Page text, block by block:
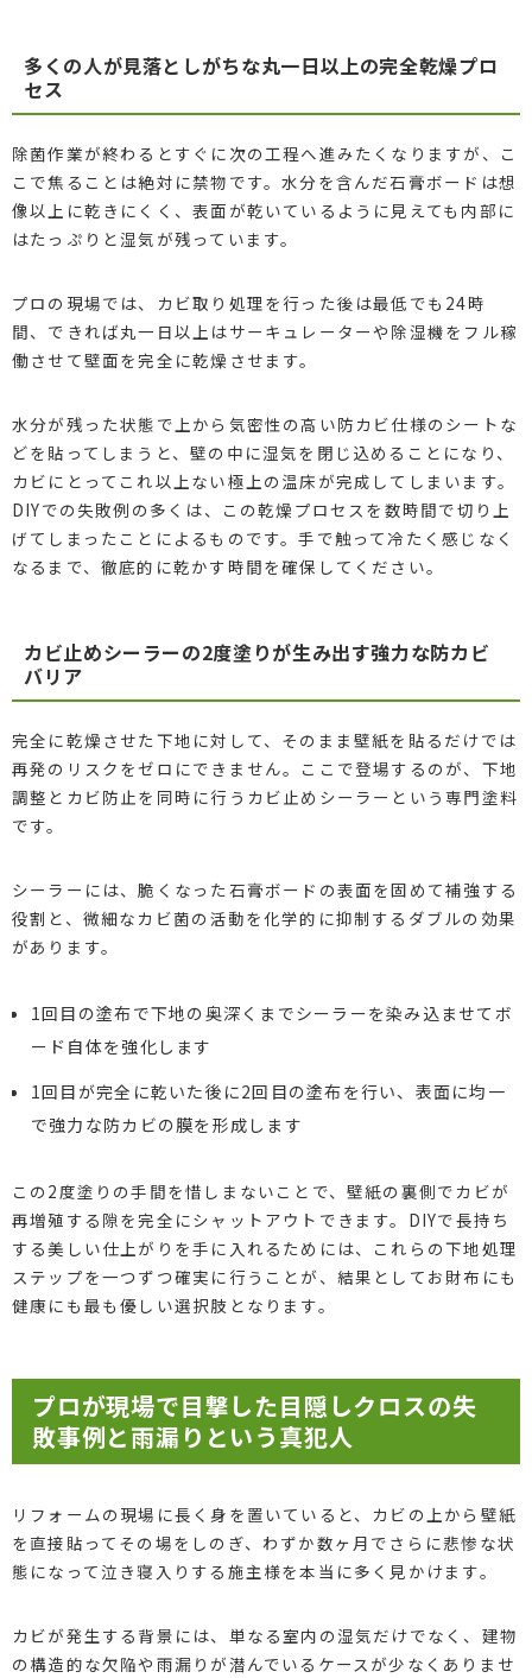
多くの人が見落としがちな丸一日以上の完全乾燥プロ
セス
除菌作業が終わるとすぐに次の工程へ進みたくなりますが、こ
こで焦ることは絶対に禁物です。水分を含んだ石膏ボードは想
像以上に乾きにくく、表面が乾いているように見えても内部に
はたっぷりと湿気が残っています。
プロの現場では、カビ取り処理を行った後は最低でも24時
間、できれば丸一日以上はサーキュレーターや除湿機をフル稼
働させて壁面を完全に乾燥させます。
水分が残った状態で上から気密性の高い防カビ仕様のシートな
どを貼ってしまうと、壁の中に湿気を閉じ込めることになり、
カビにとってこれ以上ない極上の温床が完成してしまいます。
DIYでの失敗例の多くは、この乾燥プロセスを数時間で切り上
げてしまったことによるものです。手で触って冷たく感じなく
なるまで、徹底的に乾かす時間を確保してください。
カビ止めシーラーの2度塗りが生み出す強力な防カビ
バリア
完全に乾燥させた下地に対して、そのまま壁紙を貼るだけでは
再発のリスクをゼロにできません。ここで登場するのが、下地
調整とカビ防止を同時に行うカビ止めシーラーという専門塗料
です。
シーラーには、脆くなった石膏ボードの表面を固めて補強する
役割と、微細なカビ菌の活動を化学的に抑制するダブルの効果
があります。
1回目の塗布で下地の奥深くまでシーラーを染み込ませてボ
ード自体を強化します
1回目が完全に乾いた後に2回目の塗布を行い、表面に均一
で強力な防カビの膜を形成します
この2度塗りの手間を惜しまないことで、壁紙の裏側でカビが
再増殖する隙を完全にシャットアウトできます。DIYで長持ち
する美しい仕上がりを手に入れるためには、これらの下地処理
ステップを一つずつ確実に行うことが、結果としてお財布にも
健康にも最も優しい選択肢となります。
プロが現場で目撃した目隠しクロスの失
敗事例と雨漏りという真犯人
リフォームの現場に長く身を置いていると、カビの上から壁紙
を直接貼ってその場をしのぎ、わずか数ヶ月でさらに悲惨な状
態になって泣き寝入りする施主様を本当に多く見かけます。
カビが発生する背景には、単なる室内の湿気だけでなく、建物
の構造的な欠陥や雨漏りが潜んでいるケースが少なくありませ